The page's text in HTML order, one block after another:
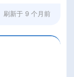
刷新于 9 个月前